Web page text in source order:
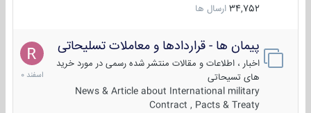
34,752 ارسال ها
پیمان ها - قراردادها و معاملات تسلیحاتی
اخبار ، اطلاعات و مقالات منتشر شده رسمی در مورد خرید
های تسیحاتی
News & Article about International military
Contract , Pacts & Treaty
7
اسفند
1400